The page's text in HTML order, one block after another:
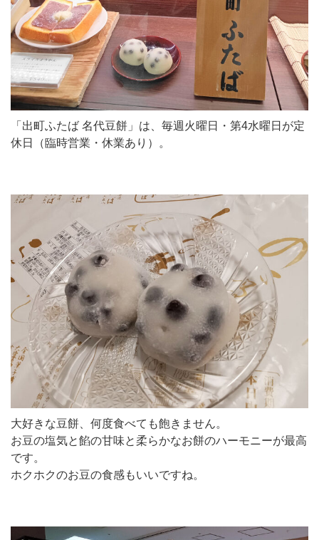
「出町ふたば 名代豆餅」は、毎週火曜日・第4水曜日が定
休日（臨時営業・休業あり）。
大好きな豆餅、何度食べても飽きません。
お豆の塩気と餡の甘味と柔らかなお餅のハーモニーが最高
です。
ホクホクのお豆の食感もいいですね。